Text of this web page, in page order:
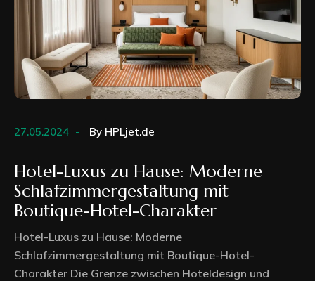
27.05.2024 By HPLjet.de
Hotel-Luxus zu Hause: Moderne
Schlafzimmergestaltung mit
Boutique-Hotel-Charakter
Hotel-Luxus zu Hause: Moderne
Schlafzimmergestaltung mit Boutique-Hotel-
Charakter Die Grenze zwischen Hoteldesign und